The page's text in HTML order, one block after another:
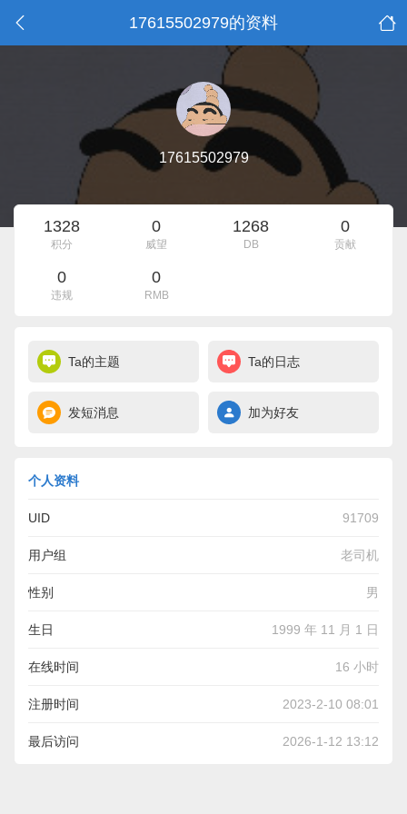
17615502979的资料
17615502979
1328
积分
0
威望
1268
DB
0
贡献
0
违规
0
RMB
Ta的主题 Ta的日志
发短消息 加为好友
个人资料
UID 91709
用户组 老司机
性别 男
生日 1999 年 11 月 1 日
在线时间 16 小时
注册时间 2023-2-10 08:01
最后访问 2026-1-12 13:12